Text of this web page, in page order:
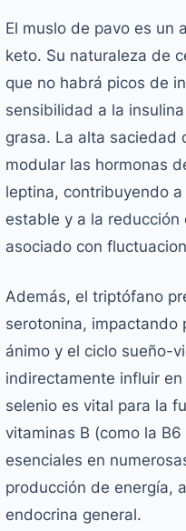
El muslo de pavo es un
keto. Su naturaleza de
que no habrá picos de
sensibilidad a la
grasa. La alta saciedad
modular las hormonas
leptina, contribuyendo
estable y a la
asociado con
Además, el triptófano
serotonina, impactando
ánimo y el ciclo sueño-
indirectamente influir
selenio es vital para la
vitaminas B (como la
esenciales en
producción de energía,
endocrina general.